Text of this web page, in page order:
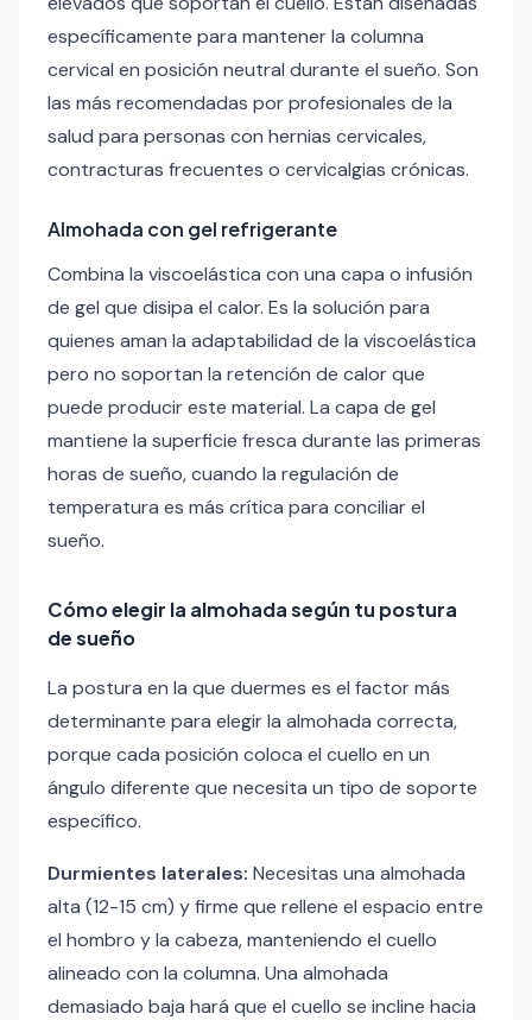
específicamente para mantener la columna
cervical en posición neutral durante el sueño. Son
las más recomendadas por profesionales de la
salud para personas con hernias cervicales,
contracturas frecuentes o cervicalgias crónicas.
Almohada con gel refrigerante
Combina la viscoelástica con una capa o infusión
de gel que disipa el calor. Es la solución para
quienes aman la adaptabilidad de la viscoelástica
pero no soportan la retención de calor que
puede producir este material. La capa de gel
mantiene la superficie fresca durante las primeras
horas de sueño, cuando la regulación de
temperatura es más crítica para conciliar el
sueño.
Cómo elegir la almohada según tu postura
de sueño
La postura en la que duermes es el factor más
determinante para elegir la almohada correcta,
porque cada posición coloca el cuello en un
ángulo diferente que necesita un tipo de soporte
específico.
Durmientes laterales: Necesitas una almohada
alta (12-15 cm) y firme que rellene el espacio entre
el hombro y la cabeza, manteniendo el cuello
alineado con la columna. Una almohada
demasiado baja hará que el cuello se incline hacia